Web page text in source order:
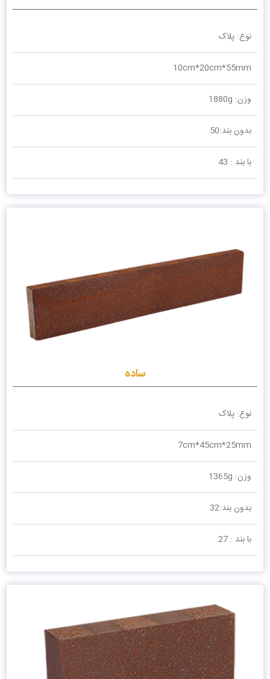
نوع: پلاک
10cm*20cm*55mm
وزن: 1880g
بدون بند:50
با بند : 43
ساده
نوع: پلاک
7cm*45cm*25mm
وزن: 1365g
بدون بند:32
با بند : 27